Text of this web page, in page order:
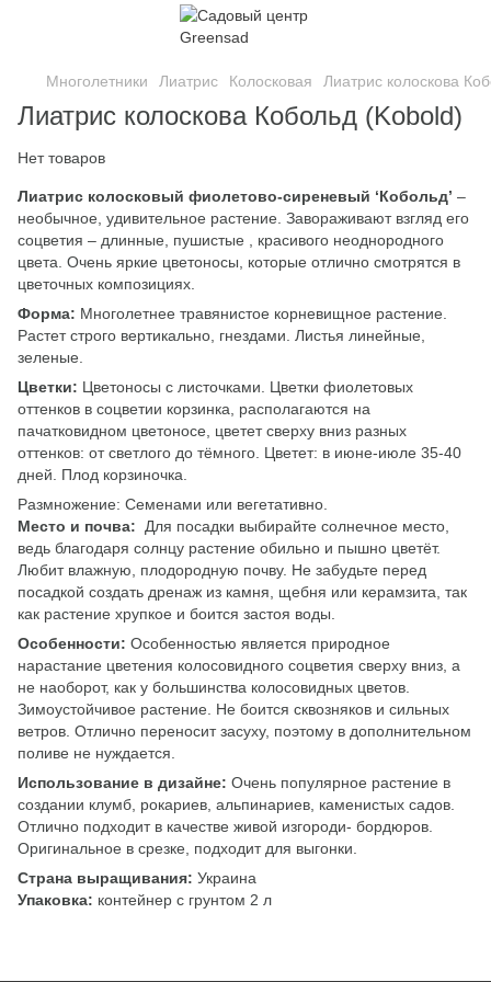
Многолетники Лиатрис Колосковая Лиатрис колоскова
Лиатрис колоскова Кобольд (Kobold)
Нет товаров
Лиатрис колосковый фиолетово-сиреневый ‘Кобольд’ –
необычное, удивительное растение. Завораживают взгляд его
соцветия – длинные, пушистые , красивого неоднородного
цвета. Очень яркие цветоносы, которые отлично смотрятся в
цветочных композициях.
Форма: Многолетнее травянистое корневищное растение.
Растет строго вертикально, гнездами. Листья линейные,
зеленые.
Цветки: Цветоносы с листочками. Цветки фиолетовых
оттенков в соцветии корзинка, располагаются на
пачатковидном цветоносе, цветет сверху вниз разных
оттенков: от светлого до тёмного. Цветет: в июне-июле 35-40
дней. Плод корзиночка.
Размножение: Семенами или вегетативно.
Место и почва: Для посадки выбирайте солнечное место,
ведь благодаря солнцу растение обильно и пышно цветёт.
Любит влажную, плодородную почву. Не забудьте перед
посадкой создать дренаж из камня, щебня или керамзита, так
как растение хрупкое и боится застоя воды.
Особенности: Особенностью является природное
нарастание цветения колосовидного соцветия сверху вниз, а
не наоборот, как у большинства колосовидных цветов.
Зимоустойчивое растение. Не боится сквозняков и сильных
ветров. Отлично переносит засуху, поэтому в дополнительном
поливе не нуждается.
Использование в дизайне: Очень популярное растение в
создании клумб, рокариев, альпинариев, каменистых садов.
Отлично подходит в качестве живой изгороди- бордюров.
Оригинальное в срезке, подходит для выгонки.
Страна выращивания: Украина
Упаковка: контейнер с грунтом 2 л